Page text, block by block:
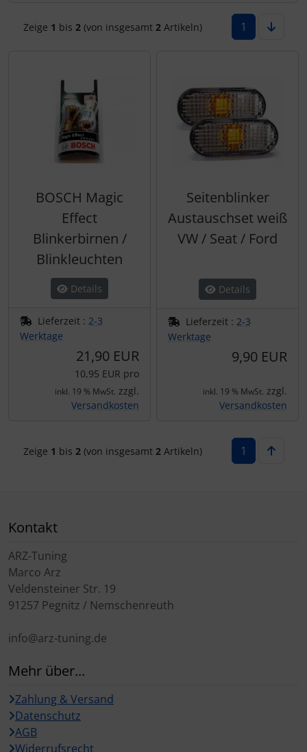
Zeige 1 bis 2(von insgesamt 2Artikeln) 1
BOSCH Magic
Effect
Blinkerbirnen /
Blinkleuchten
Details
Lieferzeit : 2-3
Werktage
21,90 EUR
10,95 EUR pro
inkl. 19 % MwSt. zzgl.
Versandkosten
Seitenblinker
Austauschset weiß
VW / Seat / Ford
Details
Lieferzeit : 2-3
Werktage
9,90 EUR
inkl. 19 % MwSt. zzgl.
Versandkosten
Zeige 1 bis 2(von insgesamt 2Artikeln) 1
Kontakt
ARZ-Tuning
Marco Arz
Veldensteiner Str. 19
91257 Pegnitz / Nemschenreuth
info@arz-tuning.de
Mehr über...
Zahlung & Versand
Datenschutz
AGB
Widerrufsrecht